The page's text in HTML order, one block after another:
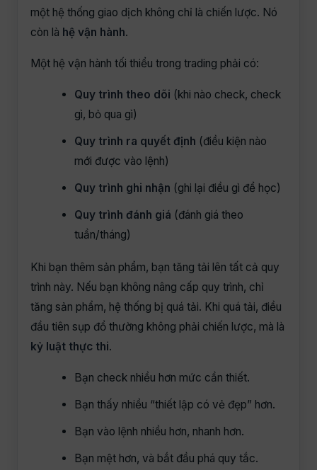
một hệ thống giao dịch không chỉ là chiến lược. Nó
còn là hệ vận hành.
Một hệ vận hành tối thiểu trong trading phải có:
Quy trình theo dõi (khi nào check, check
gì, bỏ qua gì)
Quy trình ra quyết định (điều kiện nào
mới được vào lệnh)
Quy trình ghi nhận (ghi lại điều gì để học)
Quy trình đánh giá (đánh giá theo
tuần/tháng)
Khi bạn thêm sản phẩm, bạn tăng tải lên tất cả quy
trình này. Nếu bạn không nâng cấp quy trình, chỉ
tăng sản phẩm, hệ thống bị quá tải. Khi quá tải, điều
đầu tiên sụp đổ thường không phải chiến lược, mà là
kỷ luật thực thi.
Bạn check nhiều hơn mức cần thiết.
Bạn thấy nhiều “thiết lập có vẻ đẹp” hơn.
Bạn vào lệnh nhiều hơn, nhanh hơn.
Bạn mệt hơn, và bắt đầu phá quy tắc.